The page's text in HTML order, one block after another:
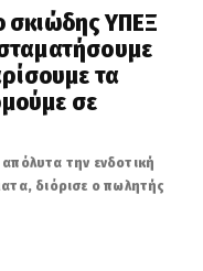
σκιώδης ΥΠΕΞ
τα
σε
την ενδοτική
διόρισε ο πωλητής